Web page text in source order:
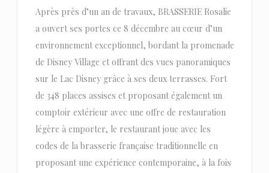
Après près d’un an de travaux, BRASSERIE Rosalie
a ouvert ses portes ce 8 décembre au cœur d’un
environnement exceptionnel, bordant la promenade
de Disney Village et offrant des vues panoramiques
sur le Lac Disney grâce à ses deux terrasses. Fort
de 348 places assises et proposant également un
comptoir extérieur avec une offre de restauration
légère à emporter, le restaurant joue avec les
codes de la brasserie française traditionnelle en
proposant une expérience contemporaine, à la fois